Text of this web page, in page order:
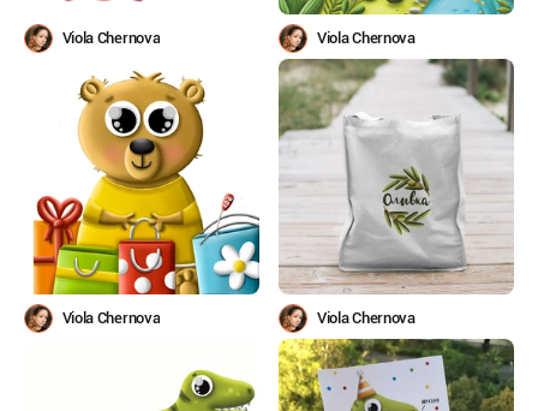
Viola Chernova Viola Chernova
Viola Chernova Viola Chernova